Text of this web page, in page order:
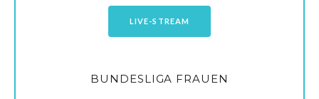
LIVE-STREAM
BUNDESLIGA FRAUEN